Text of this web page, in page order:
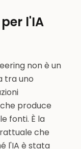
l'IA
non è un
tra uno
produce
fonti. È la
che
l'IA è stata